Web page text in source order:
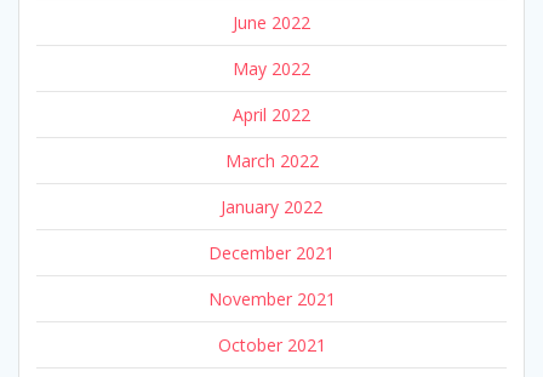
June 2022
May 2022
April 2022
March 2022
January 2022
December 2021
November 2021
October 2021